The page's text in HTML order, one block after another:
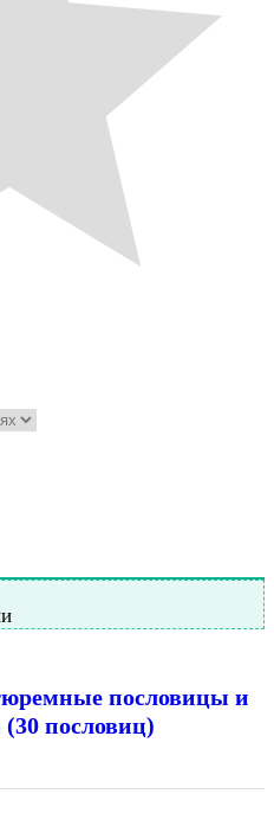
пословицы и
(30 пословиц)